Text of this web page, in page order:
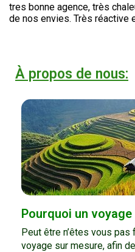
tres bonne agence, très
de nos envies. Très réactive
À propos de nous:
Pourquoi un
Peut être n’êtes vous
voyage sur mesure, afin